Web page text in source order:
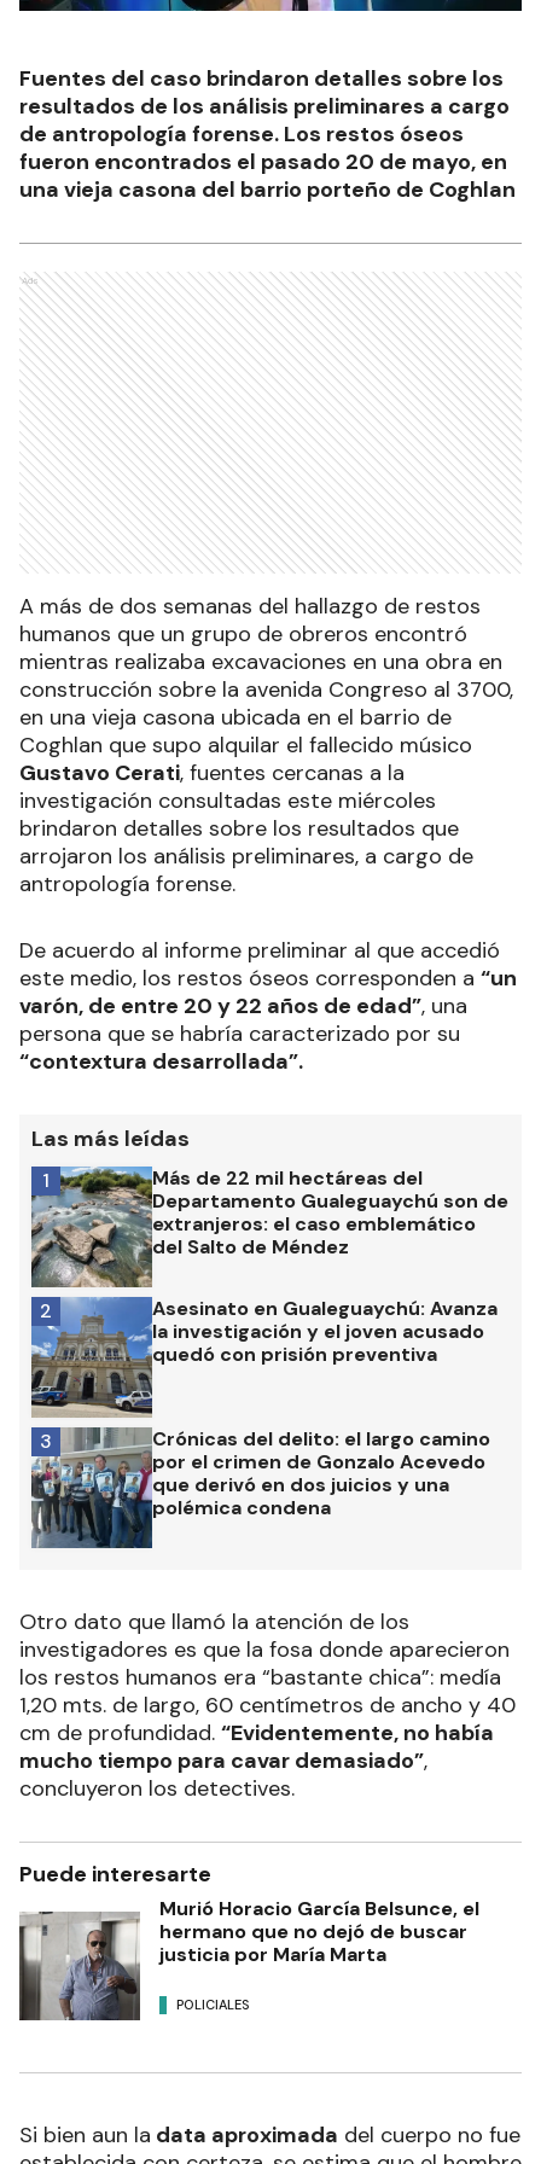
Fuentes del caso brindaron detalles sobre los
resultados de los análisis preliminares a cargo
de antropología forense. Los restos óseos
fueron encontrados el pasado 20 de mayo, en
una vieja casona del barrio porteño de Coghlan
Ads
A más de dos semanas del hallazgo de restos
humanos que un grupo de obreros encontró
mientras realizaba excavaciones en una obra en
construcción sobre la avenida Congreso al 3700,
en una vieja casona ubicada en el barrio de
Coghlan que supo alquilar el fallecido músico
Gustavo Cerati, fuentes cercanas a la
investigación consultadas este miércoles
brindaron detalles sobre los resultados que
arrojaron los análisis preliminares, a cargo de
antropología forense.
De acuerdo al informe preliminar al que accedió
este medio, los restos óseos corresponden a “un
varón, de entre 20 y 22 años de edad”, una
persona que se habría caracterizado por su
“contextura desarrollada”.
Las más leídas
Más de 22 mil hectáreas del
Departamento Gualeguaychú son de
extranjeros: el caso emblemático
del Salto de Méndez
1
Asesinato en Gualeguaychú: Avanza
la investigación y el joven acusado
quedó con prisión preventiva
2
Crónicas del delito: el largo camino
por el crimen de Gonzalo Acevedo
que derivó en dos juicios y una
polémica condena
3
Otro dato que llamó la atención de los
investigadores es que la fosa donde aparecieron
los restos humanos era “bastante chica”: medía
1,20 mts. de largo, 60 centímetros de ancho y 40
cm de profundidad. “Evidentemente, no había
mucho tiempo para cavar demasiado”,
concluyeron los detectives.
Puede interesarte
Murió Horacio García Belsunce, el
hermano que no dejó de buscar
justicia por María Marta
POLICIALES
Si bien aun la data aproximada del cuerpo no fue